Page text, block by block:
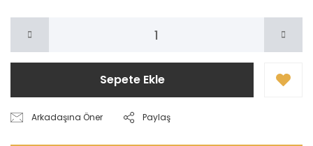
Sepete Ekle
Arkadaşına Öner Paylaş